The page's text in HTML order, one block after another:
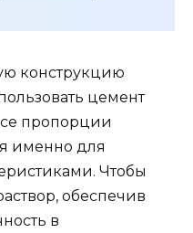
конструкцию
цемент
пропорции
именно для
Чтобы
обеспечив
в